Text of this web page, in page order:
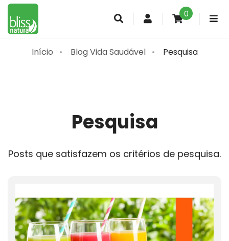
Conta 0
Início Blog Vida Saudável Pesquisa
Pesquisa
Posts que satisfazem os critérios de pesquisa.